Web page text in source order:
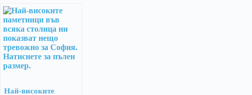
Тракийското
въстание от 1829 г.
Най-високите